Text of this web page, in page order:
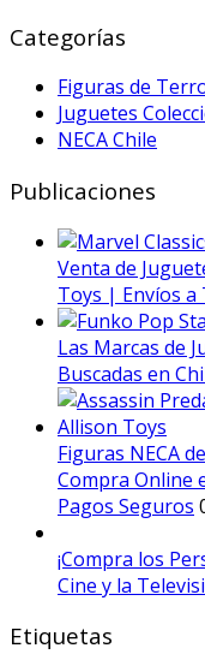
Categorías
Figuras de
Juguetes
NECA Chile
Publicaciones
Venta de
Toys | Envíos a
Las Marcas de
Buscadas en
Figuras NECA
Compra Online
Pagos Seguros
¡Compra los
Cine y la
Etiquetas